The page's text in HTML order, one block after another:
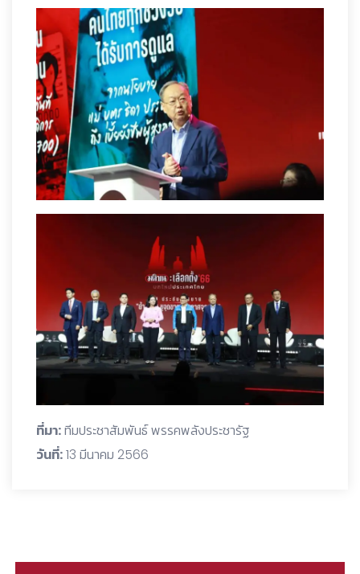
ที่มา:ทีมประชาสัมพันธ์ พรรคพลังประชารัฐ
วันที่:13 มีนาคม 2566